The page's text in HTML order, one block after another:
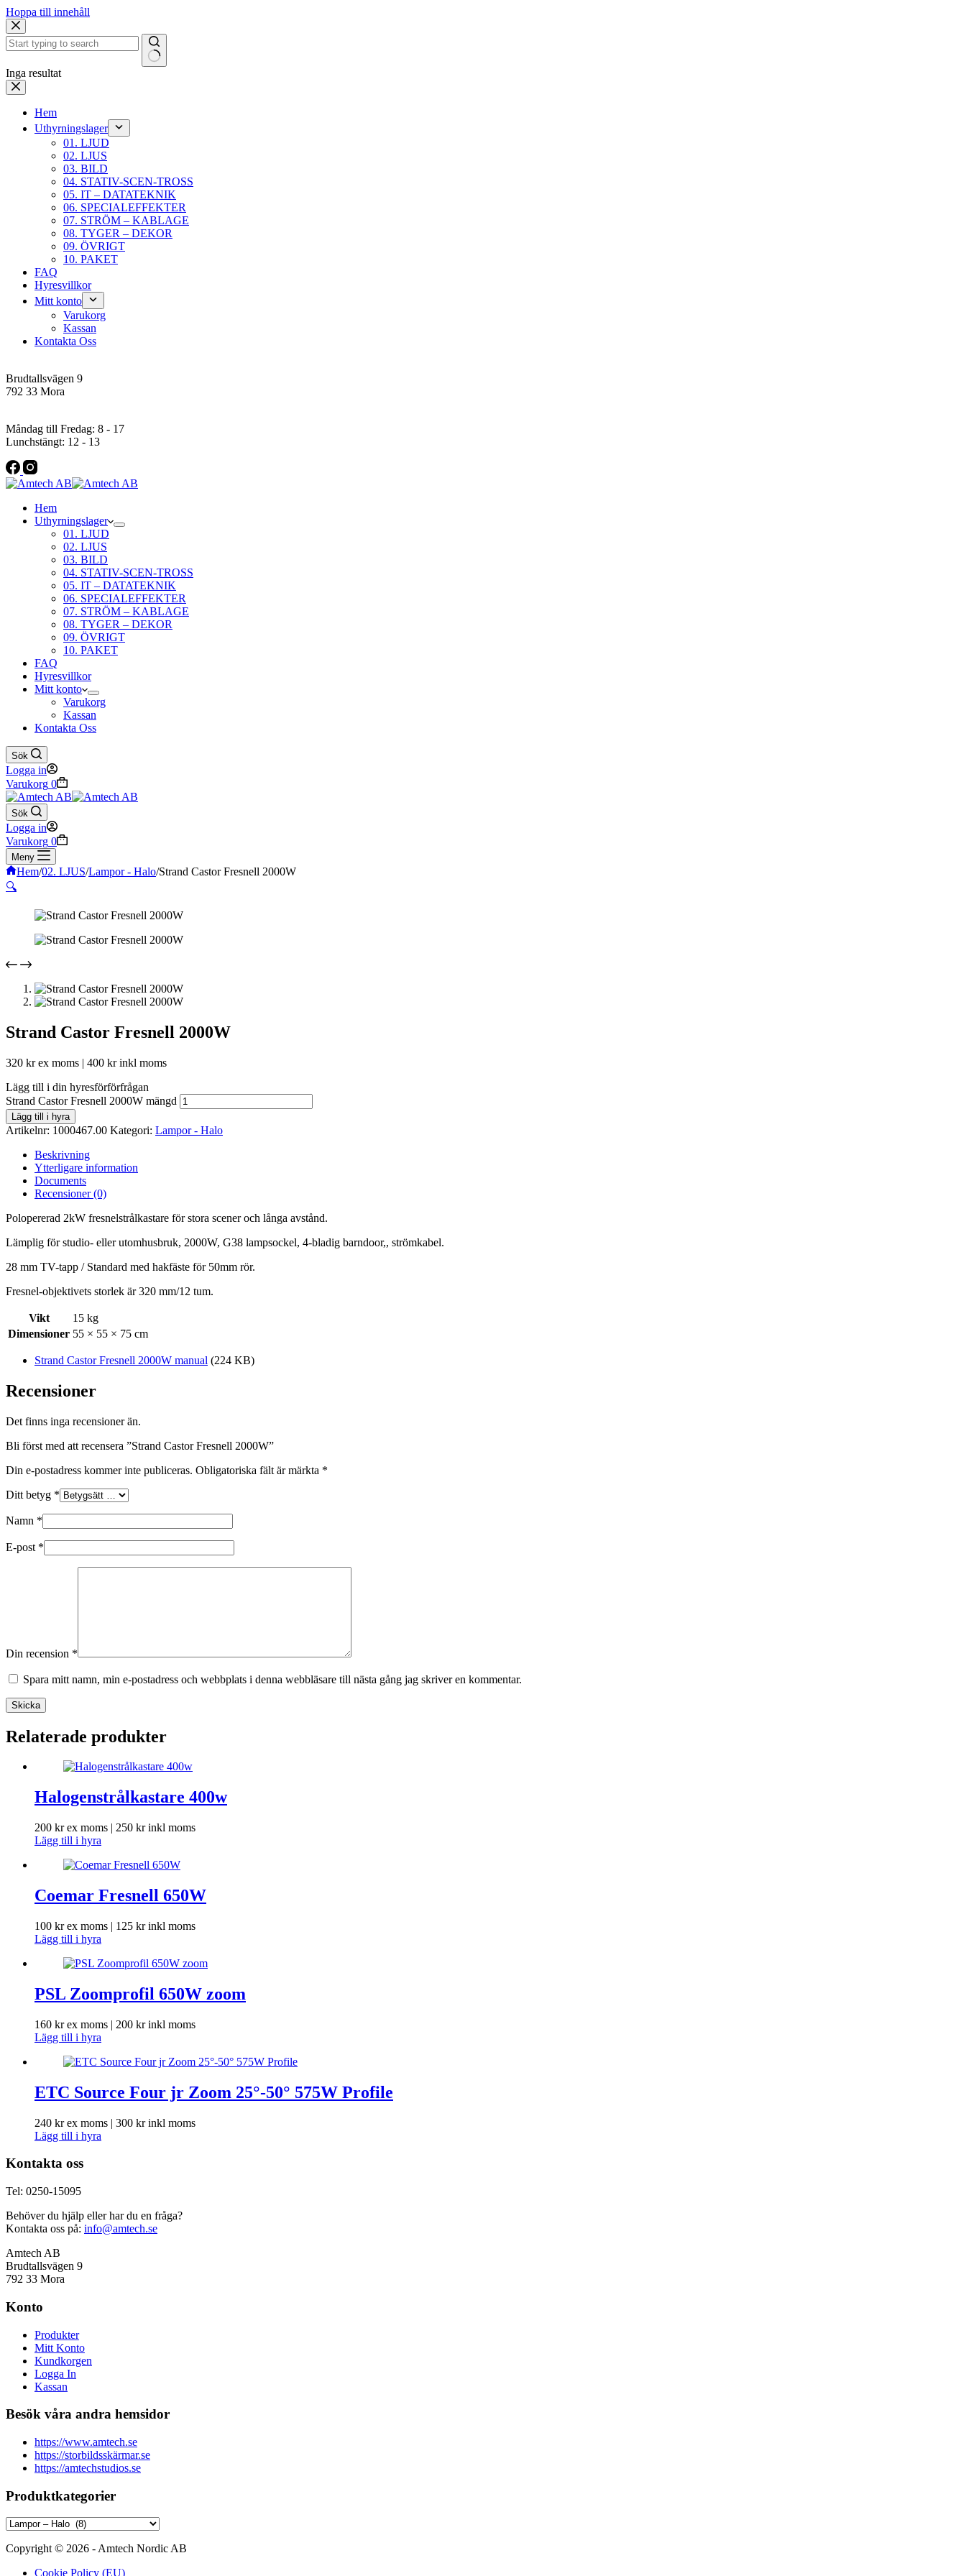
Hoppa till innehåll
Inga resultat
Hem
Uthyrningslager
01. LJUD
02. LJUS
03. BILD
04. STATIV-SCEN-TROSS
05. IT – DATATEKNIK
06. SPECIALEFFEKTER
07. STRÖM – KABLAGE
08. TYGER – DEKOR
09. ÖVRIGT
10. PAKET
FAQ
Hyresvillkor
Mitt konto
Varukorg
Kassan
Kontakta Oss
Brudtallsvägen 9
792 33 Mora
Måndag till Fredag: 8 - 17
Lunchstängt: 12 - 13
Hem
Uthyrningslager
01. LJUD
02. LJUS
03. BILD
04. STATIV-SCEN-TROSS
05. IT – DATATEKNIK
06. SPECIALEFFEKTER
07. STRÖM – KABLAGE
08. TYGER – DEKOR
09. ÖVRIGT
10. PAKET
FAQ
Hyresvillkor
Mitt konto
Varukorg
Kassan
Kontakta Oss
Sök
Logga in
Varukorg 0
Sök
Logga in
Varukorg 0
Meny
Hem/02. LJUS/Lampor - Halo/Strand Castor Fresnell 2000W
🔍
Strand Castor Fresnell 2000W
320 krex moms | 400 krinkl moms
Lägg till i din hyresförförfrågan
Strand Castor Fresnell 2000W mängd
Lägg till i hyra
Artikelnr: 1000467.00 Kategori: Lampor - Halo
Beskrivning
Ytterligare information
Documents
Recensioner (0)
Polopererad 2kW fresnelstrålkastare för stora scener och långa avstånd.
Lämplig för studio- eller utomhusbruk, 2000W, G38 lampsockel, 4-bladig barndoor,, strömkabel.
28 mm TV-tapp / Standard med hakfäste för 50mm rör.
Fresnel-objektivets storlek är 320 mm/12 tum.
Vikt
15 kg
Dimensioner 55 × 55 × 75 cm
Strand Castor Fresnell 2000W manual (224 KB)
Recensioner
Det finns inga recensioner än.
Bli först med att recensera ”Strand Castor Fresnell 2000W”
Din e-postadress kommer inte publiceras. Obligatoriska fält är märkta *
Ditt betyg *
Namn *
E-post *
Din recension *
Spara mitt namn, min e-postadress och webbplats i denna webbläsare till nästa gång jag skriver en kommentar.
Skicka
Relaterade produkter
Halogenstrålkastare 400w
200 krex moms | 250 krinkl moms
Lägg till i hyra
Coemar Fresnell 650W
100 krex moms | 125 krinkl moms
Lägg till i hyra
PSL Zoomprofil 650W zoom
160 krex moms | 200 krinkl moms
Lägg till i hyra
ETC Source Four jr Zoom 25°-50° 575W Profile
240 krex moms | 300 krinkl moms
Lägg till i hyra
Kontakta oss
Tel: 0250-15095
Behöver du hjälp eller har du en fråga?
Kontakta oss på: info@amtech.se
Amtech AB
Brudtallsvägen 9
792 33 Mora
Konto
Produkter
Mitt Konto
Kundkorgen
Logga In
Kassan
Besök våra andra hemsidor
https://www.amtech.se
https://storbildsskärmar.se
https://amtechstudios.se
Produktkategorier
Copyright © 2026 - Amtech Nordic AB
Cookie Policy (EU)